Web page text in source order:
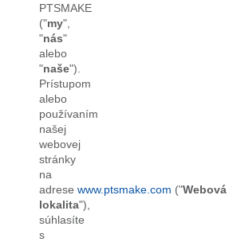
PTSMAKE
("my",
"nás"
alebo
"naše").
Prístupom
alebo
používaním
našej
webovej
stránky
na
adrese www.ptsmake.com ("Webová
lokalita"),
súhlasíte
s